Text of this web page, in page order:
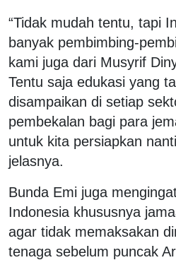
“Tidak mudah tentu, tapi
banyak pembimbing-
kami juga dari Musyrif
Tentu saja edukasi yang
disampaikan di setiap
pembekalan bagi para
untuk kita persiapkan
jelasnya.
Bunda Emi juga
Indonesia khususnya
agar tidak memaksakan
tenaga sebelum puncak